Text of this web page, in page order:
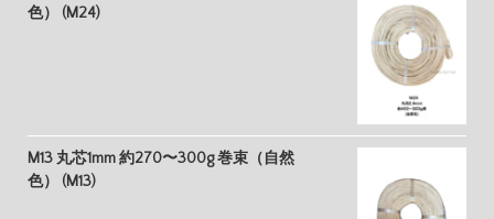
色） (M24)
M13 丸芯1mm 約270〜300g 巻束（自然
色） (M13)